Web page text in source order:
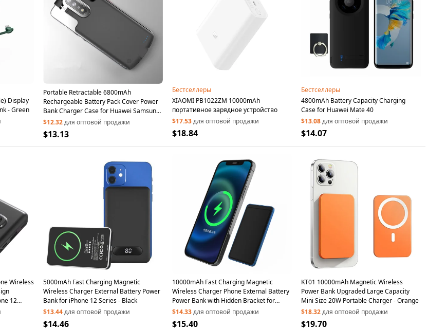
Display
- Green
Portable Retractable 6800mAh
Rechargeable Battery Pack Cover Power
Bank Charger Case for Huawei Samsung
Xiaomi - Black/Type C
$12.32для оптовой продажи
$13.13
Бестселлеры
XIAOMI PB1022ZM 10000mAh
портативное зарядное устройство
$17.53для оптовой продажи
$18.84
Бестселлеры
4800mAh Battery Capacity Charging
Case for Huawei Mate 40
$13.08для оптовой продажи
$14.07
Wireless
12
5000mAh Fast Charging Magnetic
Wireless Charger External Battery Power
Bank for iPhone 12 Series - Black
$13.44для оптовой продажи
$14.46
10000mAh Fast Charging Magnetic
Wireless Charger Phone External Battery
Power Bank with Hidden Bracket for
iPhone 12 Series - Blue
$14.33для оптовой продажи
$15.40
KT01 10000mAh Magnetic Wireless
Power Bank Upgraded Large Capacity
Mini Size 20W Portable Charger - Orange
$18.32для оптовой продажи
$19.70